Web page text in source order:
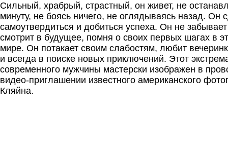
Сильный, храбрый, страстный, он живет, не
минуту, не боясь ничего, не оглядываясь назад. Он
самоутвердиться и добиться успеха. Он не
смотрит в будущее, помня о своих первых шагах в
мире. Он потакает своим слабостям, любит
и всегда в поиске новых приключений. Этот
современного мужчины мастерски изображен в
видео-приглашении известного американского
Кляйна.